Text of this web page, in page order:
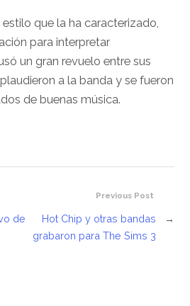
que la ha caracterizado,
para interpretar
un gran revuelo entre sus
a la banda y se fueron
de buenas música.
Previous Post
Hot Chip y otras bandas
grabaron para The Sims 3
→
de